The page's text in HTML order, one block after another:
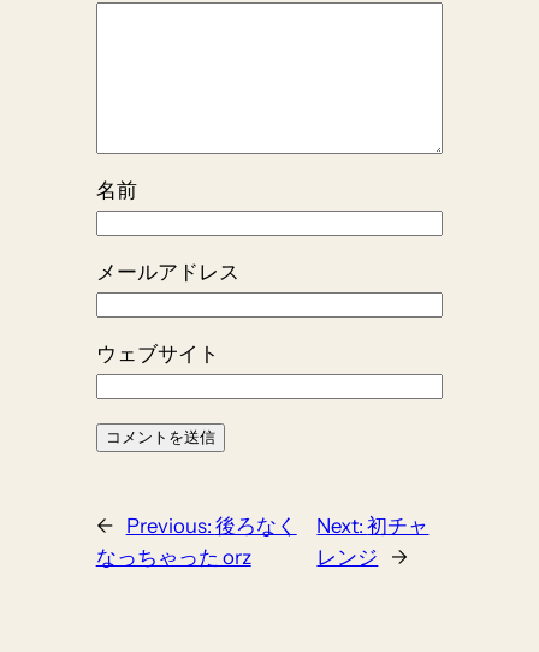
名前
メールアドレス
ウェブサイト
← Previous: 後ろなく
なっちゃった orz
Next:初チャ
レンジ
→